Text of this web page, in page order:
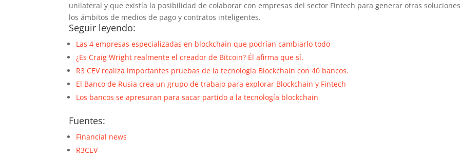
unilateral y que existía la posibilidad de colaborar con empresas del sector Fintech para generar otras
los ámbitos de medios de pago y contratos inteligentes.
Seguir leyendo:
Las 4 empresas especializadas en blockchain que podrían cambiarlo todo
¿Es Craig Wright realmente el creador de Bitcoin? Él afirma que sí.
R3 CEV realiza importantes pruebas de la tecnología Blockchain con 40 bancos.
El Banco de Rusia crea un grupo de trabajo para explorar Blockchain y Fintech
Los bancos se apresuran para sacar partido a la tecnología blockchain
Fuentes:
Financial news
R3CEV